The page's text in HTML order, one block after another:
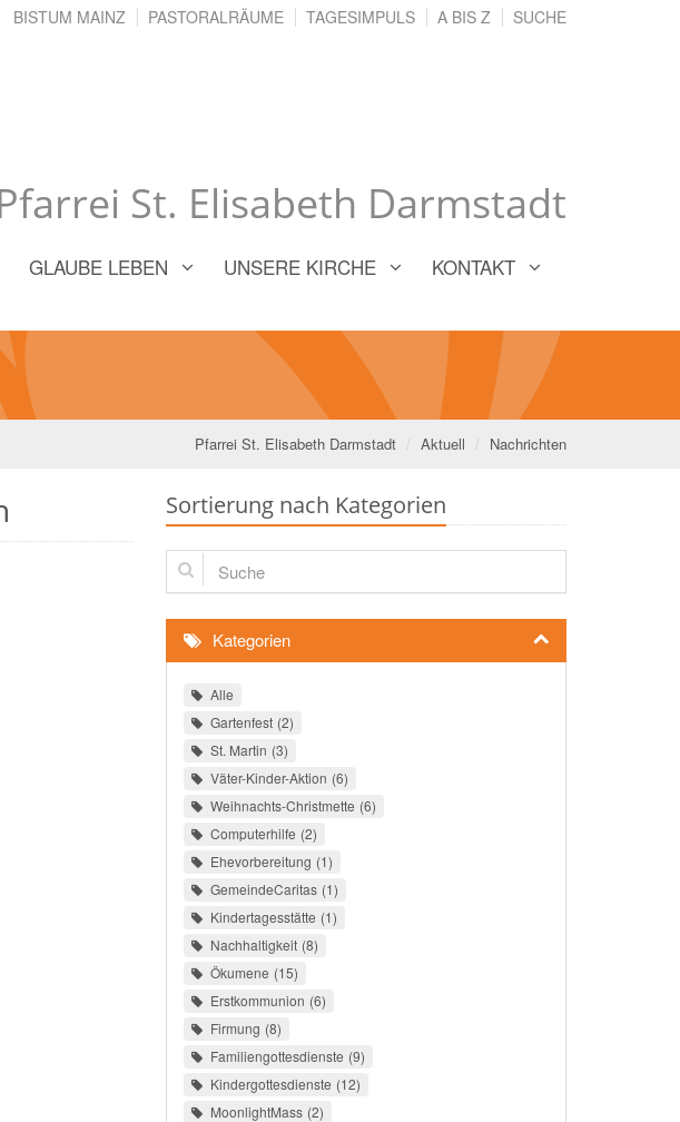
St. Elisabeth Darmstadt
BISTUM MAINZ PASTORALRÄUME TAGESIMPULS A BIS Z SUCHE
GLAUBE LEBEN UNSERE KIRCHE KONTAKT
Pfarrei St. Elisabeth Darmstadt Aktuell Nachrichten
Sortierung nach Kategorien
Suche
Kategorien
Alle
Gartenfest 2
St. Martin 3
Väter-Kinder-Aktion 6
Weihnachts-Christmette 6
Computerhilfe 2
Ehevorbereitung 1
GemeindeCaritas 1
Kindertagesstätte 1
Nachhaltigkeit 8
Ökumene 15
Erstkommunion 6
Firmung 8
Familiengottesdienste 9
Kindergottesdienste 12
MoonlightMass 2